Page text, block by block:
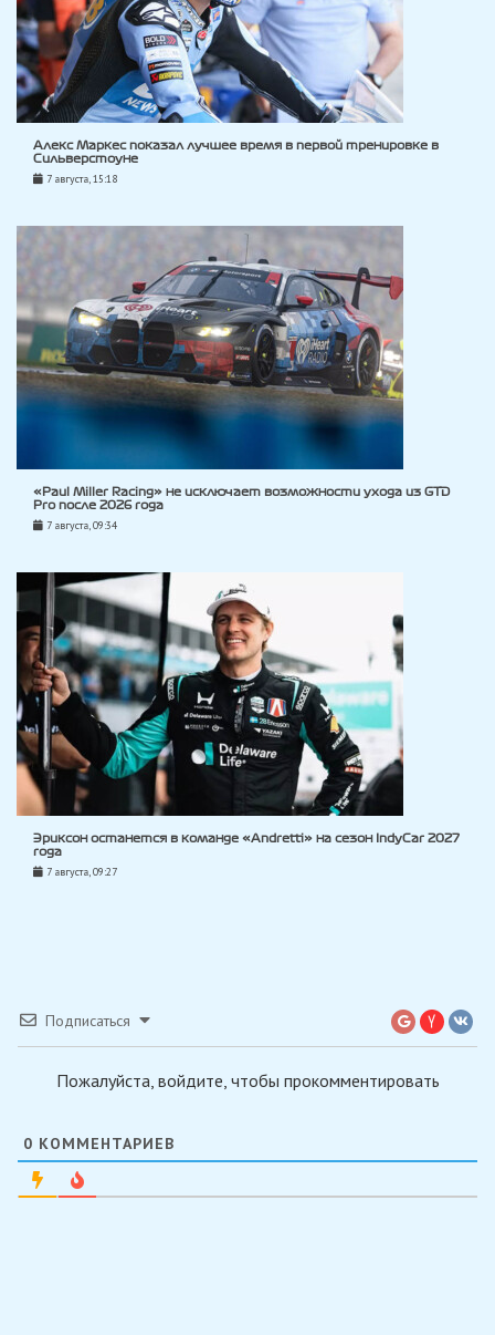
Алекс Маркес показал лучшее время в первой тренировке в
Сильверстоуне
7 августа, 15:18
«Paul Miller Racing» не исключает возможности ухода из GTD
Pro после 2026 года
7 августа, 09:34
Эриксон останется в команде «Andretti» на сезон IndyCar 2027
года
7 августа, 09:27
Подписаться
Пожалуйста, войдите, чтобы прокомментировать
0 КОММЕНТАРИЕВ